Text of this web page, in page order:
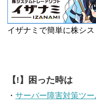
イザナミで簡単に株シス
【!】困った時は
・ サーバー障害対策ツー